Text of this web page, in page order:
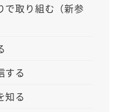
で取り組む（新参
する
知る